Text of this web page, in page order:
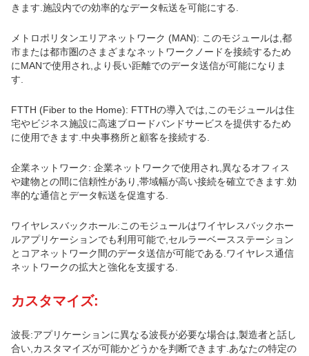
きます.施設内での効率的なデータ転送を可能にする.
メトロポリタンエリアネットワーク (MAN): このモジュールは,都
市または都市圏のさまざまなネットワークノードを接続するため
にMANで使用され,より長い距離でのデータ送信が可能になりま
す.
FTTH (Fiber to the Home): FTTHの導入では,このモジュールは住
宅やビジネス施設に高速ブロードバンドサービスを提供するため
に使用できます.中央事務所と顧客を接続する.
企業ネットワーク: 企業ネットワークで使用され,異なるオフィス
や建物との間に信頼性があり,帯域幅が高い接続を確立できます.効
率的な通信とデータ転送を促進する.
ワイヤレスバックホール:このモジュールはワイヤレスバックホー
ルアプリケーションでも利用可能で,セルラーベースステーション
とコアネットワーク間のデータ送信が可能である.ワイヤレス通信
ネットワークの拡大と強化を支援する.
カスタマイズ:
波長:アプリケーションに異なる波長が必要な場合は,製造者と話し
合い,カスタマイズが可能かどうかを判断できます.あなたの特定の